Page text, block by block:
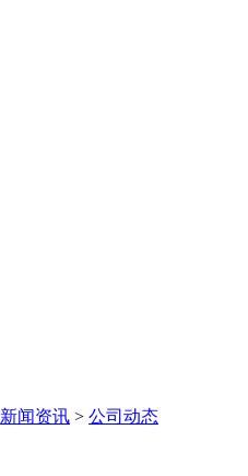
新闻资讯 > 公司动态